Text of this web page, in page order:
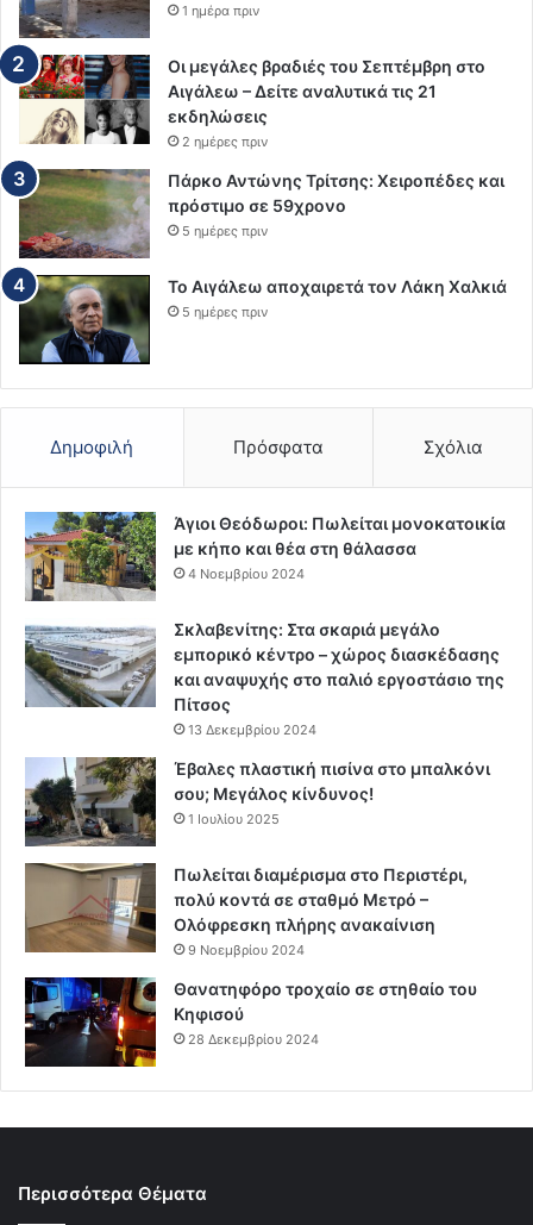
1 ημέρα πριν
Οι μεγάλες βραδιές του Σεπτέμβρη στο
Αιγάλεω – Δείτε αναλυτικά τις 21
εκδηλώσεις
2 ημέρες πριν
Πάρκο Αντώνης Τρίτσης: Χειροπέδες και
πρόστιμο σε 59χρονο
5 ημέρες πριν
Το Αιγάλεω αποχαιρετά τον Λάκη Χαλκιά
5 ημέρες πριν
Δημοφιλή Πρόσφατα Σχόλια
Άγιοι Θεόδωροι: Πωλείται μονοκατοικία
με κήπο και θέα στη θάλασσα
4 Νοεμβρίου 2024
Σκλαβενίτης: Στα σκαριά μεγάλο
εμπορικό κέντρο – χώρος διασκέδασης
και αναψυχής στο παλιό εργοστάσιο της
Πίτσος
13 Δεκεμβρίου 2024
Έβαλες πλαστική πισίνα στο μπαλκόνι
σου; Μεγάλος κίνδυνος!
1 Ιουλίου 2025
Πωλείται διαμέρισμα στο Περιστέρι,
πολύ κοντά σε σταθμό Μετρό –
Ολόφρεσκη πλήρης ανακαίνιση
9 Νοεμβρίου 2024
Θανατηφόρο τροχαίο σε στηθαίο του
Κηφισού
28 Δεκεμβρίου 2024
Περισσότερα Θέματα